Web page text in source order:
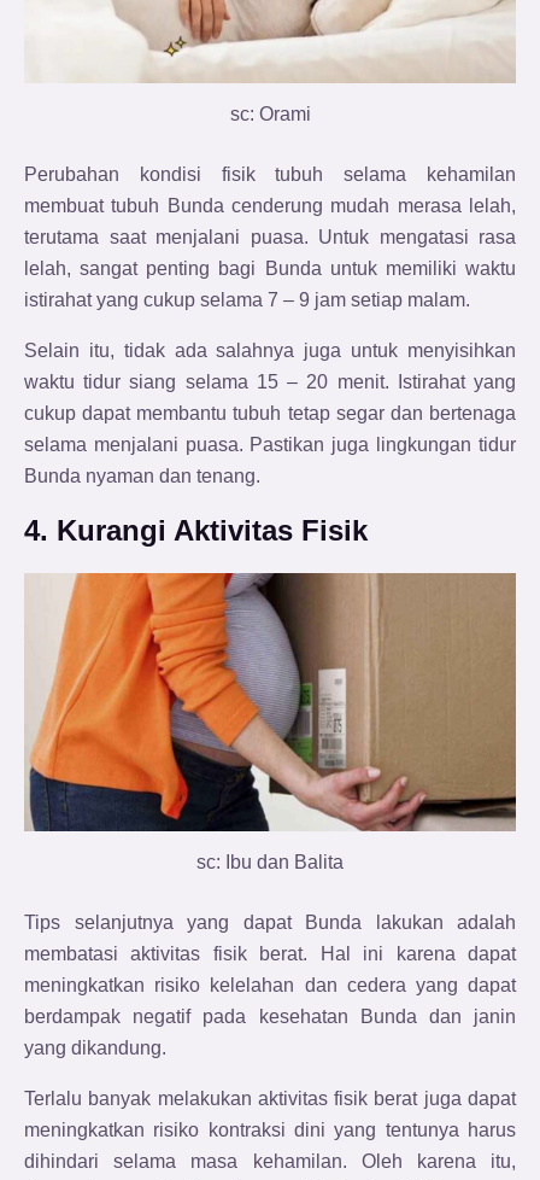
sc: Orami
Perubahan kondisi fisik tubuh selama kehamilan
membuat tubuh Bunda cenderung mudah merasa lelah,
terutama saat menjalani puasa. Untuk mengatasi rasa
lelah, sangat penting bagi Bunda untuk memiliki waktu
istirahat yang cukup selama 7 – 9 jam setiap malam.
Selain itu, tidak ada salahnya juga untuk menyisihkan
waktu tidur siang selama 15 – 20 menit. Istirahat yang
cukup dapat membantu tubuh tetap segar dan bertenaga
selama menjalani puasa. Pastikan juga lingkungan tidur
Bunda nyaman dan tenang.
4. Kurangi Aktivitas Fisik
sc: Ibu dan Balita
Tips selanjutnya yang dapat Bunda lakukan adalah
membatasi aktivitas fisik berat. Hal ini karena dapat
meningkatkan risiko kelelahan dan cedera yang dapat
berdampak negatif pada kesehatan Bunda dan janin
yang dikandung.
Terlalu banyak melakukan aktivitas fisik berat juga dapat
meningkatkan risiko kontraksi dini yang tentunya harus
dihindari selama masa kehamilan. Oleh karena itu,